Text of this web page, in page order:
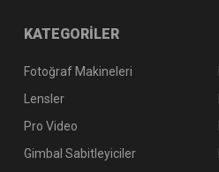
KATEGORİLER
Fotoğraf Makineleri
Lensler
Pro Video
Gimbal Sabitleyiciler